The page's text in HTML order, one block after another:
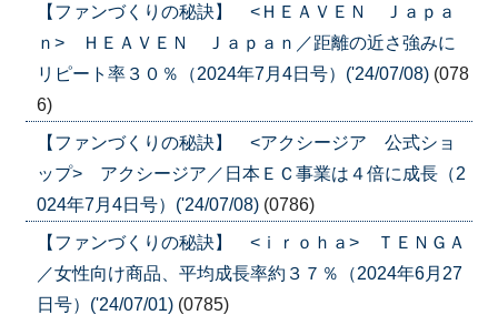
【ファンづくりの秘訣】 <ＨＥＡＶＥＮ Ｊａｐａ
ｎ> ＨＥＡＶＥＮ Ｊａｐａｎ／距離の近さ強みに
リピート率３０％（2024年7月4日号）('24/07/08) (078
6)
【ファンづくりの秘訣】 <アクシージア 公式ショ
ップ> アクシージア／日本ＥＣ事業は４倍に成長（2
024年7月4日号）('24/07/08) (0786)
【ファンづくりの秘訣】 <ｉｒｏｈａ> ＴＥＮＧＡ
／女性向け商品、平均成長率約３７％（2024年6月27
日号）('24/07/01) (0785)